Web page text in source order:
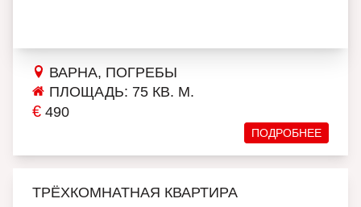
ВАРНА, ПОГРЕБЫ
ПЛОЩАДЬ: 75 КВ. М.
€ 490
ПОДРОБНЕЕ
ТРЁХКОМНАТНАЯ КВАРТИРА